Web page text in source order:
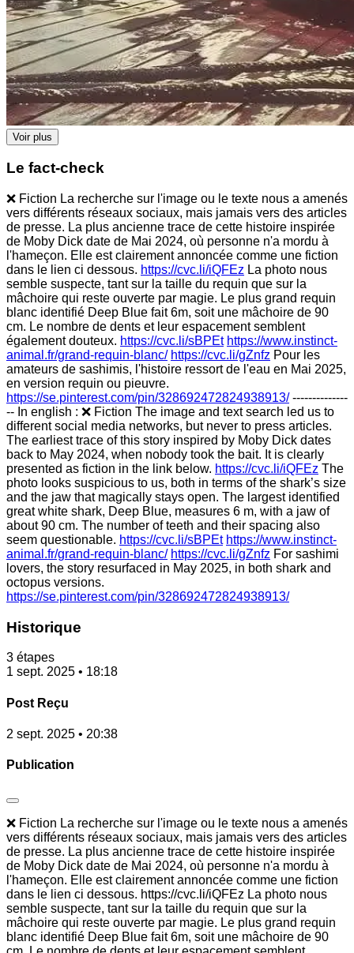
Voir plus
Le fact-check
❌ Fiction La recherche sur l'image ou le texte nous a amenés
vers différents réseaux sociaux, mais jamais vers des articles
de presse. La plus ancienne trace de cette histoire inspirée
de Moby Dick date de Mai 2024, où personne n'a mordu à
l'hameçon. Elle est clairement annoncée comme une fiction
dans le lien ci dessous. https://cvc.li/iQFEz La photo nous
semble suspecte, tant sur la taille du requin que sur la
mâchoire qui reste ouverte par magie. Le plus grand requin
blanc identifié Deep Blue fait 6m, soit une mâchoire de 90
cm. Le nombre de dents et leur espacement semblent
également douteux. https://cvc.li/sBPEt https://www.instinct-
animal.fr/grand-requin-blanc/ https://cvc.li/gZnfz Pour les
amateurs de sashimis, l'histoire ressort de l'eau en Mai 2025,
en version requin ou pieuvre.
https://se.pinterest.com/pin/328692472824938913/--------------
-- In english : ❌ Fiction The image and text search led us to
different social media networks, but never to press articles.
The earliest trace of this story inspired by Moby Dick dates
back to May 2024, when nobody took the bait. It is clearly
presented as fiction in the link below. https://cvc.li/iQFEz The
photo looks suspicious to us, both in terms of the shark’s size
and the jaw that magically stays open. The largest identified
great white shark, Deep Blue, measures 6 m, with a jaw of
about 90 cm. The number of teeth and their spacing also
seem questionable. https://cvc.li/sBPEt https://www.instinct-
animal.fr/grand-requin-blanc/ https://cvc.li/gZnfz For sashimi
lovers, the story resurfaced in May 2025, in both shark and
octopus versions.
https://se.pinterest.com/pin/328692472824938913/
Historique
3 étapes
1 sept. 2025 • 18:18
Post Reçu
2 sept. 2025 • 20:38
Publication
❌ Fiction La recherche sur l'image ou le texte nous a amenés
vers différents réseaux sociaux, mais jamais vers des articles
de presse. La plus ancienne trace de cette histoire inspirée
de Moby Dick date de Mai 2024, où personne n'a mordu à
l'hameçon. Elle est clairement annoncée comme une fiction
dans le lien ci dessous. https://cvc.li/iQFEz La photo nous
semble suspecte, tant sur la taille du requin que sur la
mâchoire qui reste ouverte par magie. Le plus grand requin
blanc identifié Deep Blue fait 6m, soit une mâchoire de 90